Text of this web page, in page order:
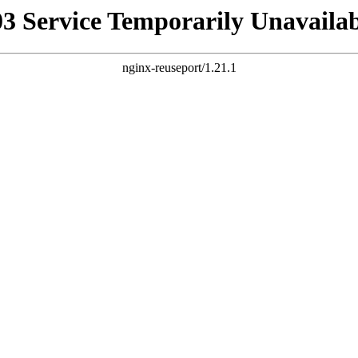
Service Temporarily
nginx-reuseport/1.21.1